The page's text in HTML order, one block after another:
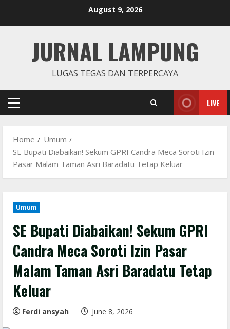
August 9, 2026
JURNAL LAMPUNG
LUGAS TEGAS DAN TERPERCAYA
Primary
LIVE
Home
Umum
SE Bupati Diabaikan! Sekum GPRI Candra Meca Soroti Izin
Pasar Malam Taman Asri Baradatu Tetap Keluar
Umum
SE Bupati Diabaikan! Sekum GPRI
Candra Meca Soroti Izin Pasar
Malam Taman Asri Baradatu Tetap
Keluar
Ferdi ansyah June 8, 2026